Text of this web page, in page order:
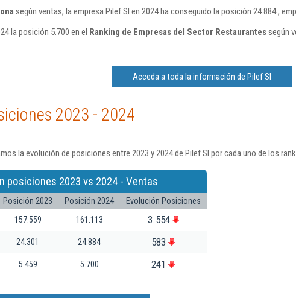
según ventas, la empresa Pilef Sl en 2024 ha conseguido la posición 24.884 ,
la posición 5.700 en el Ranking de Empresas del Sector Restaurantessegún
Acceda a toda la información de Pilef Sl
2023 - 2024
la evolución de posiciones entre 2023 y 2024 de Pilef Sl por cada uno de los
posiciones 2023 vs 2024 - Ventas
Posición 2023 Posición 2024
Evolución Posiciones
157.559 161.113 3.554
24.301 24.884 583
5.459 5.700 241